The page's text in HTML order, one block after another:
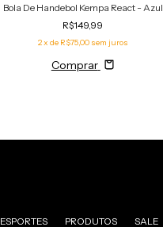
Bola De Handebol Kempa React - Azul
R$149,99
2x de R$75,00 sem juros
Comprar
ESPORTES PRODUTOS SALE